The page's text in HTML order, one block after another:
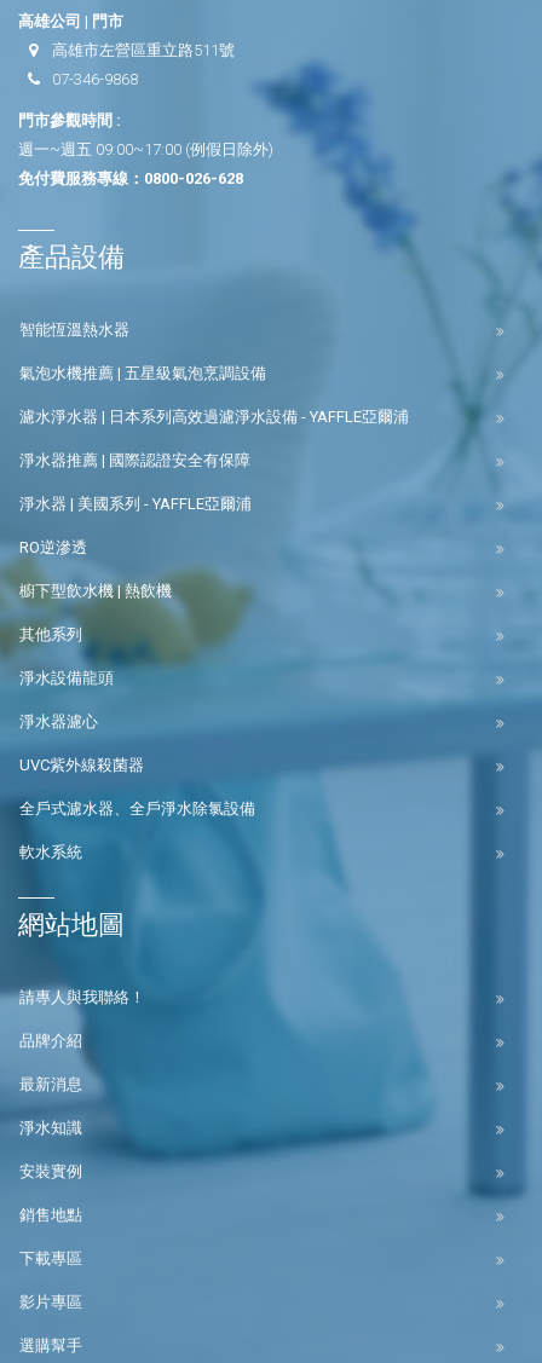
高雄公司 | 門市
高雄市左營區重立路511號
07-346-9868
門市參觀時間 :
週一~週五 09:00~17:00 (例假日除外)
免付費服務專線： 0800-026-628
產品設備
智能恆溫熱水器
氣泡水機推薦 | 五星級氣泡烹調設備
濾水淨水器 | 日本系列高效過濾淨水設備 - YAFFLE亞爾浦
淨水器推薦 | 國際認證安全有保障
淨水器 | 美國系列 - YAFFLE亞爾浦
RO逆滲透
櫥下型飲水機 | 熱飲機
其他系列
淨水設備龍頭
淨水器濾心
UVC紫外線殺菌器
全戶式濾水器、全戶淨水除氯設備
軟水系統
網站地圖
請專人與我聯絡！
品牌介紹
最新消息
淨水知識
安裝實例
銷售地點
下載專區
影片專區
選購幫手